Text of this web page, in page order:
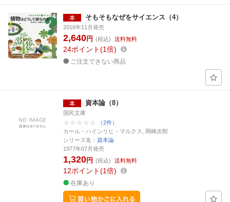
そもそもなぜをサイエンス（4）
2016年11月発売
2,640円 (税込) 送料無料
24ポイント 1倍
ご注文できない商品
資本論（8）
国民文庫
（2件）
カール・ハインリヒ・マルクス, 岡崎次郎
シリーズ名： 資本論
1977年07月発売
1,320円 (税込) 送料無料
12ポイント 1倍
在庫あり